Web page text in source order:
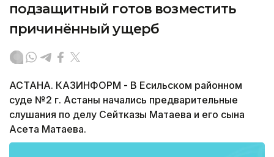
подзащитный готов возместить
причинённый ущерб
АСТАНА. КАЗИНФОРМ - В Есильском районном
суде №2 г. Астаны начались предварительные
слушания по делу Сейтказы Матаева и его сына
Асета Матаева.